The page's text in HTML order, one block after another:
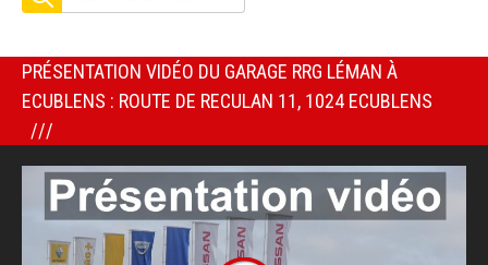
PRÉSENTATION VIDÉO DU GARAGE RRG LÉMAN À
ECUBLENS : ROUTE DE RECULAN 11, 1024 ECUBLENS